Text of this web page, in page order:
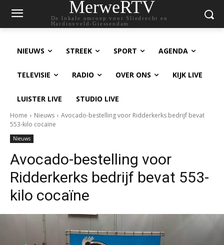
MerweRTV
De lokale omroep voor Sliedrecht en
Hardinxveld-Giessendam
NIEUWS STREEK SPORT AGENDA
TELEVISIE RADIO OVER ONS KIJK LIVE
LUISTER LIVE STUDIO LIVE
Home Nieuws
Avocado-bestelling voor Ridderkerks bedrijf bevat
553-kilo cocaïne
Nieuws
Avocado-bestelling voor
Ridderkerks bedrijf bevat 553-
kilo cocaïne